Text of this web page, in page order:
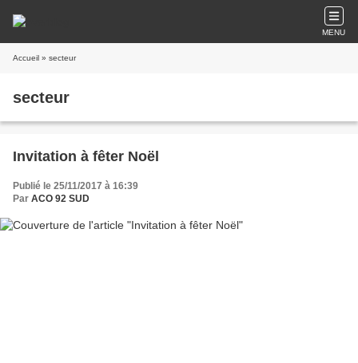
MENU
Accueil » secteur
secteur
Invitation à fêter Noël
Publié le 25/11/2017 à 16:39
Par ACO 92 SUD